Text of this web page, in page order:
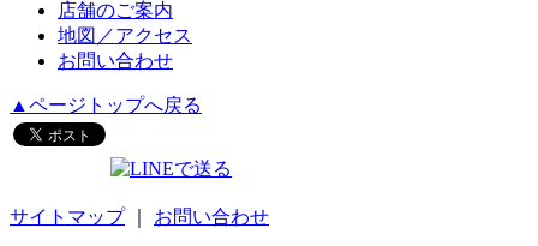
店舗のご案内
地図／アクセス
お問い合わせ
▲ページトップへ戻る
サイトマップ｜ お問い合わせ